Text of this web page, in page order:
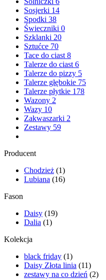
Sosjerki 14
Spodki 38
Świeczniki 0
Szklanki 20
Sztućce 70
Tace do ciast 8
Talerze do ciast 6
Talerze do pizzy 5
Talerze głębokie 75
Talerze płytkie 178
Wazony 2
Wazy 10
Zakwaszarki 2
Zestawy 59
Producent
Chodzież (1)
Lubiana (16)
Fason
Daisy (19)
Dalia (1)
Kolekcja
black friday (1)
Daisy Złota linia (11)
zestawy na co dzień (2)